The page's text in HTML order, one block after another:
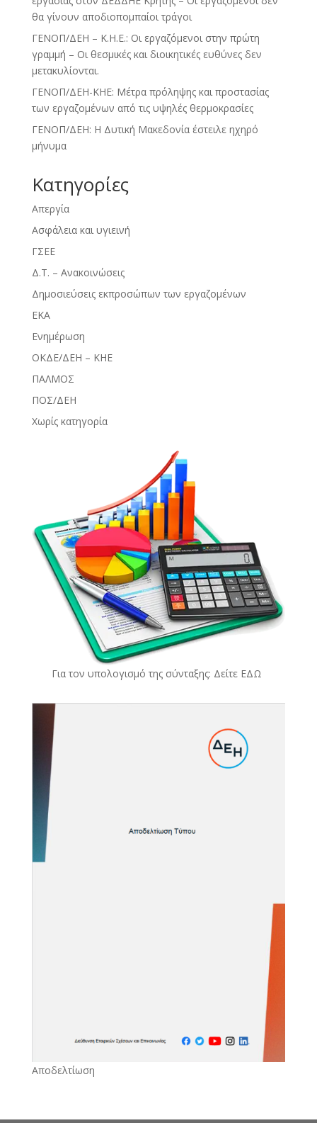
θα γίνουν αποδιοπομπαίοι τράγοι
ΓΕΝΟΠ/ΔΕΗ – Κ.Η.Ε.: Οι εργαζόμενοι στην πρώτη
γραμμή – Οι θεσμικές και διοικητικές ευθύνες δεν
μετακυλίονται.
ΓΕΝΟΠ/ΔΕΗ-ΚΗΕ: Μέτρα πρόληψης και προστασίας
των εργαζομένων από τις υψηλές θερμοκρασίες
ΓΕΝΟΠ/ΔΕΗ: Η Δυτική Μακεδονία έστειλε ηχηρό
μήνυμα
Kατηγορίες
Απεργία
Ασφάλεια και υγιεινή
ΓΣΕΕ
Δ.Τ. – Ανακοινώσεις
Δημοσιεύσεις εκπροσώπων των εργαζομένων
ΕΚΑ
Ενημέρωση
ΟΚΔΕ/ΔΕΗ – ΚΗΕ
ΠΑΛΜΟΣ
ΠΟΣ/ΔΕΗ
Χωρίς κατηγορία
Για τον υπολογισμό της σύνταξης: Δείτε ΕΔΩ
Αποδελτίωση